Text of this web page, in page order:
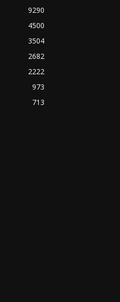
9290
4500
3504
2682
2222
973
713